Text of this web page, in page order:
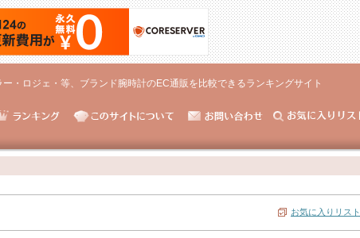
・ロジェ・等、ブランド腕時計のEC通販を比較できるランキングサイト
お気に入りリスト